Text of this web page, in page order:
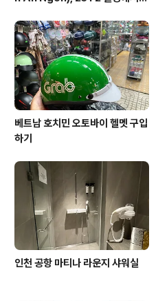
베트남 호치민 오토바이 헬멧 구입
하기
인천 공항 마티나 라운지 샤워실